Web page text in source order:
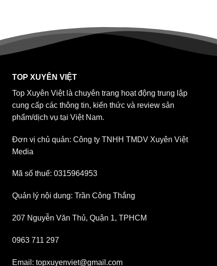
TOP XUYÊN VIỆT
Top Xuyên Việt là chuyên trang hoạt động trung lập
cung cấp các thông tin, kiến thức và review sản
phẩm/dịch vụ tại Việt Nam.
Đơn vị chủ quản: Công ty TNHH TMDV Xuyên Việt
Media
Mã số thuế: 0315964953
Quản lý nội dung: Trần Công Thắng
207 Nguyễn Văn Thủ, Quận 1, TPHCM
0963 711 297
Email: topxuyenviet@gmail.com